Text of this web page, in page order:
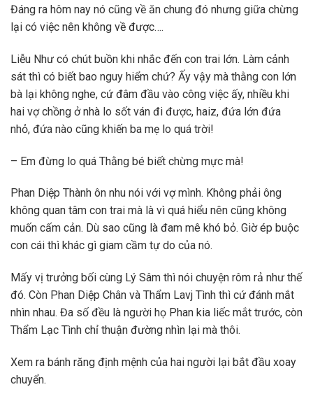
Đáng ra hôm nay nó cũng về ăn chung đó nhưng giữa chừng
lại có việc nên không về được….
Liễu Như có chút buồn khi nhắc đến con trai lớn. Làm cảnh
sát thì có biết bao nguy hiểm chứ? Ấy vậy mà thằng con lớn
bà lại không nghe, cứ đâm đầu vào công việc ấy, nhiều khi
hai vợ chồng ở nhà lo sốt ván đi được, haiz, đứa lớn đứa
nhỏ, đứa nào cũng khiến ba mẹ lo quá trời!
– Em đừng lo quá Thằng bé biết chừng mực mà!
Phan Diệp Thành ôn nhu nói với vợ mình. Không phải ông
không quan tâm con trai mà là vì quá hiểu nên cũng không
muốn cấm cản. Dù sao cũng là đam mê khó bỏ. Giờ ép buộc
con cái thì khác gì giam cầm tự do của nó.
Mấy vị trưởng bối cùng Lý Sâm thì nói chuyện rôm rả như thế
đó. Còn Phan Diệp Chân và Thẩm Lavj Tình thì cứ đánh mắt
nhìn nhau. Đa số đều là người họ Phan kia liếc mắt trước, còn
Thẩm Lạc Tình chỉ thuận đường nhìn lại mà thôi.
Xem ra bánh răng định mệnh của hai người lại bắt đầu xoay
chuyển.